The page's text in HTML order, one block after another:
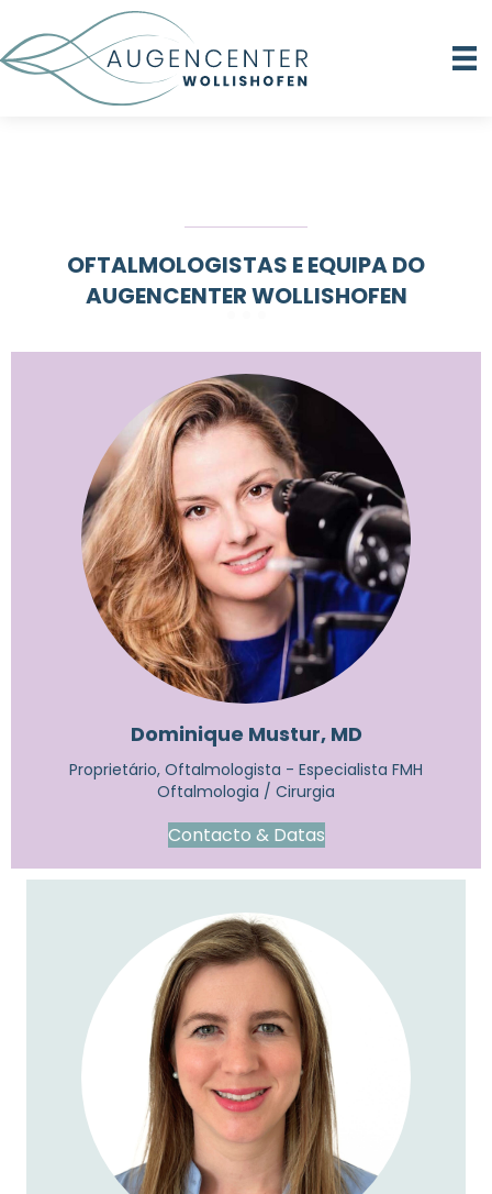
OFTALMOLOGISTAS E EQUIPA DO
AUGENCENTER WOLLISHOFEN
Dominique Mustur, MD
Proprietário, Oftalmologista - Especialista FMH
Oftalmologia / Cirurgia
Contacto & Datas